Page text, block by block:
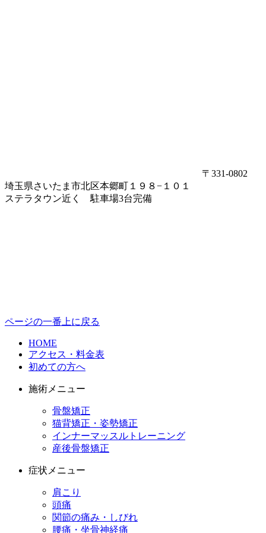
〒331-0802
埼玉県さいたま市北区本郷町１９８−１０１
ステラタウン近く 駐車場3台完備
ページの一番上に戻る
HOME
アクセス・料金表
初めての方へ
施術メニュー
骨盤矯正
猫背矯正・姿勢矯正
インナーマッスルトレーニング
産後骨盤矯正
症状メニュー
肩こり
頭痛
関節の痛み・しびれ
腰痛・坐骨神経痛